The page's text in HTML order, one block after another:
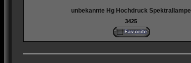
unbekannte Hg Hochdruck Spektrallampe
3425